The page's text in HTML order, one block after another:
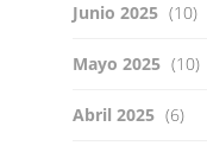
Junio 2025 (10)
Mayo 2025 (10)
Abril 2025 (6)